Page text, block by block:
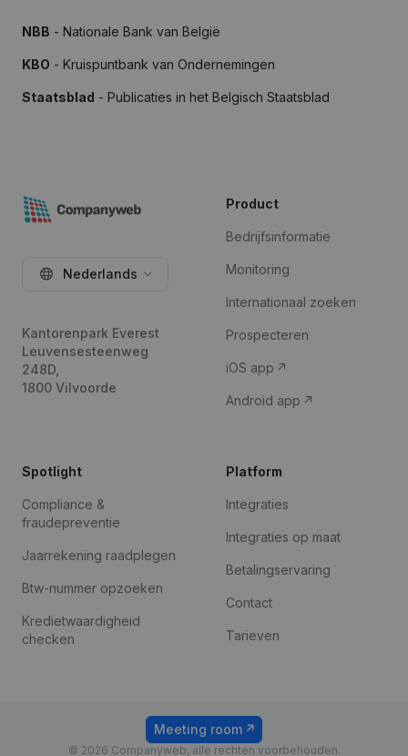
NBB - Nationale Bank van België
KBO - Kruispuntbank van Ondernemingen
Staatsblad - Publicaties in het Belgisch Staatsblad
Nederlands
Kantorenpark Everest
Leuvensesteenweg
248D,
1800 Vilvoorde
Product
Bedrijfsinformatie
Monitoring
Internationaal zoeken
Prospecteren
iOS app
Android app
Spotlight
Compliance &
fraudepreventie
Jaarrekening raadplegen
Btw-nummer opzoeken
Kredietwaardigheid
checken
Platform
Integraties
Integraties op maat
Betalingservaring
Contact
Tarieven
© 2026 Companyweb, alle rechten voorbehouden.
Meeting room